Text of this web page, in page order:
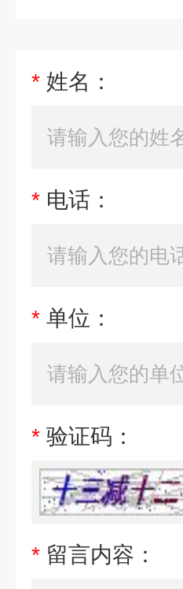
* 姓名：
* 电话：
* 单位：
* 验证码：
* 留言内容：